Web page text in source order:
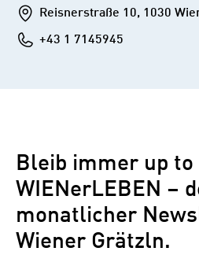
AddresseReisnerstraße 10, 1030
Telefon+43 1 7145945
Bleib immer up
WIENerLEBEN –
monatlicher
Wiener Grätzln.